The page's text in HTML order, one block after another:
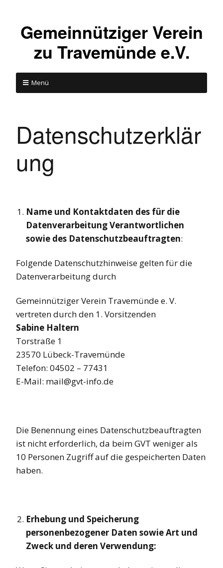
Gemeinnütziger Verein
zu Travemünde e.V.
Menü
Datenschutzerklär
ung
Name und Kontaktdaten des für die
Datenverarbeitung Verantwortlichen
sowie des Datenschutzbeauftragten:
Folgende Datenschutzhinweise gelten für die
Datenverarbeitung durch
Gemeinnütziger Verein Travemünde e. V.
vertreten durch den 1. Vorsitzenden
Sabine Haltern
Torstraße 1
23570 Lübeck-Travemünde
Telefon: 04502 – 77431
E-Mail: mail@gvt-info.de
Die Benennung eines Datenschutzbeauftragten
ist nicht erforderlich, da beim GVT weniger als
10 Personen Zugriff auf die gespeicherten Daten
haben.
Erhebung und Speicherung
personenbezogener Daten sowie Art und
Zweck und deren Verwendung: